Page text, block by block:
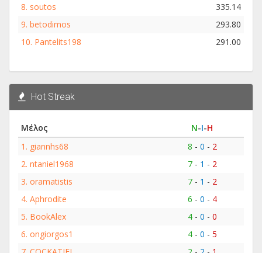
8. soutos
335.14
9. betodimos
293.80
10. Pantelits198 291.00
Hot Streak
Μέλος Ν-Ι-Η
1. giannhs68 8 - 0 - 2
2. ntaniel1968 7- 1 - 2
3. oramatistis 7- 1 - 2
4. Aphrodite 6 - 0 - 4
5. BookAlex 4- 0 - 0
6. ongiorgos1 4- 0 - 5